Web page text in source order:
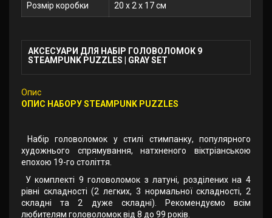
Розмір коробки 20 x 2 x 17 см
АКСЕСУАРИ ДЛЯ НАБІР ГОЛОВОЛОМОК 9
STEAMPUNK PUZZLES | GRAY SET
Опис
ОПИС НАБОРУ STEAMPUNK PUZZLES
Набір головоломок у стилі стимпанку, популярного
художнього спрямування, натхненого віктріанською
епохою 19-го століття.
У комплекті 9 головоломок з латуні, розділених на 4
рівні складності (2 легких, 3 нормальної складності, 2
складні та 2 дуже складні). Рекомендуємо всім
любителям головоломок від 8 до 99 років.